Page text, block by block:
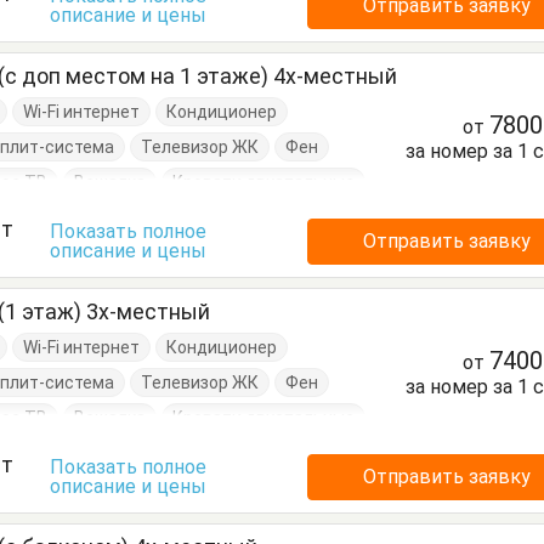
Стулья
Туалетный столик
Шкаф
описание и цены
Отправить заявку
доп местом на 1 этаже) 4х-местный
Wi-Fi интернет
Кондиционер
система
Телевизор ЖК
Фен
ТВ
Вешалка
Кровати двуспальные
Шкаф
от
за номер за 1
Показать полное
описание и цены
Отправить заявку
этаж) 3х-местный
Wi-Fi интернет
Кондиционер
система
Телевизор ЖК
Фен
ТВ
Вешалка
Кровати двуспальные
Шкаф
от
за номер за 1
Показать полное
описание и цены
Отправить заявку